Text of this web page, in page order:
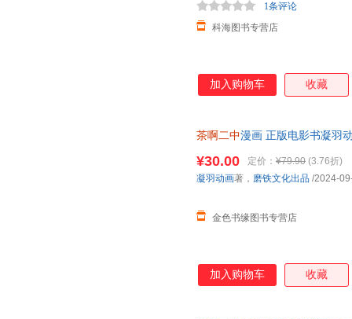
科海图书专营店
1条评论
加入购物车 收藏
茶啊二中漫画 正版电影书凝羽
¥30.00 定价： ¥79.90 (3.76折)
金色书缘图书专营店
凝羽动画著， 磨铁文化出品 /2024-
加入购物车 收藏